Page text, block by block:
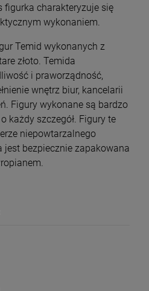
figurka charakteryzuje się
wykonaniem.
Temid wykonanych z
złoto. Temida
i praworządność,
wnętrz biur, kancelarii
Figury wykonane są bardzo
każdy szczegół. Figury te
niepowtarzalnego
jest bezpiecznie zapakowana